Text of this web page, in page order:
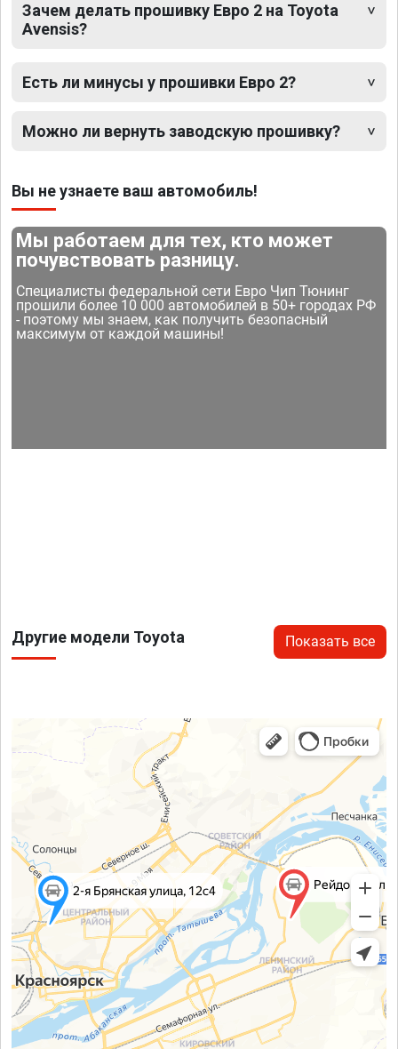
Зачем делать прошивку Евро 2 на Toyota
Avensis?
Есть ли минусы у прошивки Евро 2?
Можно ли вернуть заводскую прошивку?
Вы не узнаете ваш автомобиль!
Мы работаем для тех, кто может
почувствовать разницу.
Специалисты федеральной сети Евро Чип Тюнинг
прошили более 10 000 автомобилей в 50+ городах РФ
- поэтому мы знаем, как получить безопасный
максимум от каждой машины!
Другие модели Toyota Показать все